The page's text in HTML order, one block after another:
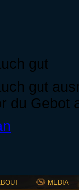
gut
gut
du Gebot
MEDIA